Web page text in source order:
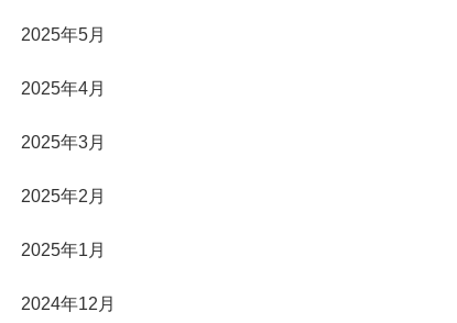
2025年5月
2025年4月
2025年3月
2025年2月
2025年1月
2024年12月